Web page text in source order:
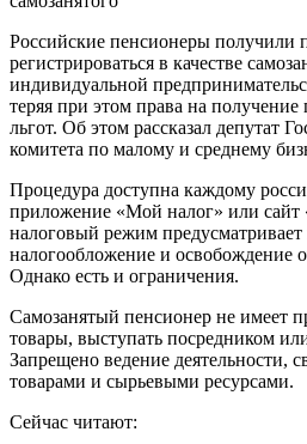
Российские пенсионеры получили
регистрироваться в качестве
индивидуальной
теряя при этом права на
льгот. Об этом рассказал депутат
комитета по малому и среднему
Процедура доступна каждому
приложение «Мой налог» или сайт
налоговый режим
налогообложение и освобождение
Однако есть и ограничения.
Самозанятый пенсионер не имеет
товары, выступать посредником
Запрещено ведение деятельности,
товарами и сырьевыми ресурсами.
Сейчас читают: